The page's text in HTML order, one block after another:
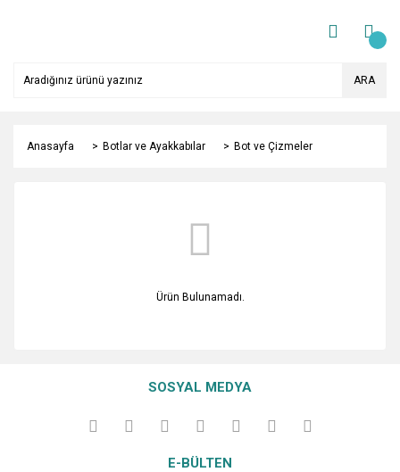
ARA
Anasayfa Botlar ve Ayakkabılar Bot ve Çizmeler
Ürün Bulunamadı.
SOSYAL MEDYA
E-BÜLTEN